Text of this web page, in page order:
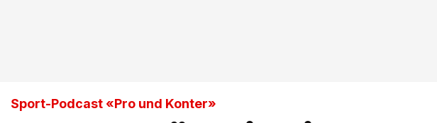
Sport-Podcast «Pro und Konter»